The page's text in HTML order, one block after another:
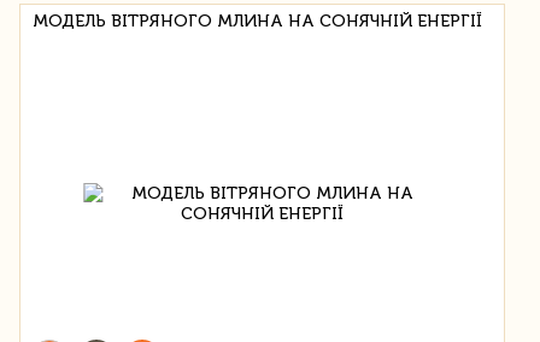
МОДЕЛЬ ВІТРЯНОГО МЛИНА НА СОНЯЧНІЙ ЕНЕРГІЇ